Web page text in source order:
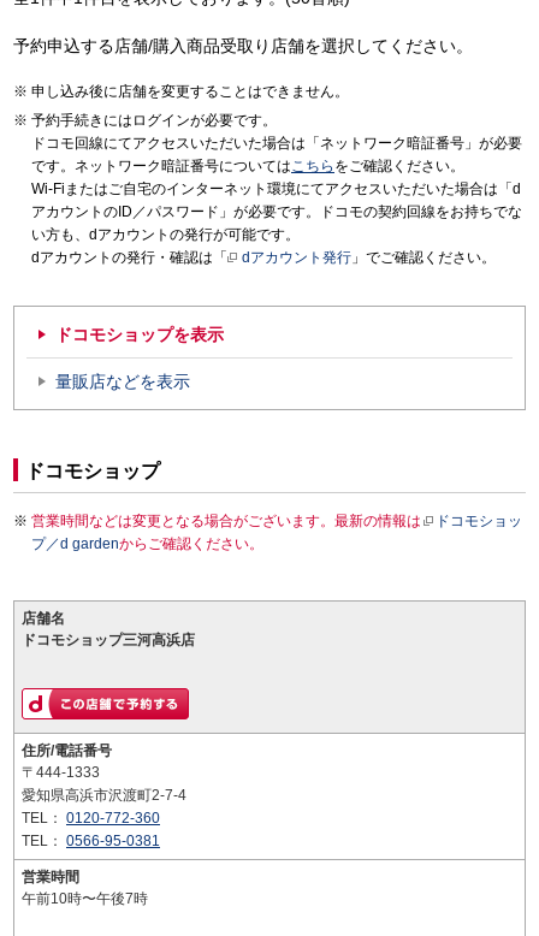
予約申込する店舗/購入商品受取り店舗を選択してください。
申し込み後に店舗を変更することはできません。
予約手続きにはログインが必要です。
ドコモ回線にてアクセスいただいた場合は「ネットワーク暗証番号」が必要
です。ネットワーク暗証番号についてはこちら をご確認ください。
Wi-Fiまたはご自宅のインターネット環境にてアクセスいただいた場合は「d
アカウントのID／パスワード」が必要です。ドコモの契約回線をお持ちでな
い方も、dアカウントの発行が可能です。
dアカウントの発行・確認は「
dアカウント発行 」でご確認ください。
ドコモショップを表示
量販店などを表示
ドコモショップ
営業時間などは変更となる場合がございます。最新の情報は
ドコモショッ
プ／d gardenからご確認ください。
店舗名
ドコモショップ三河高浜店
住所/電話番号
〒444-1333
愛知県高浜市沢渡町2-7-4
TEL： 0120-772-360
TEL： 0566-95-0381
営業時間
午前10時〜午後7時